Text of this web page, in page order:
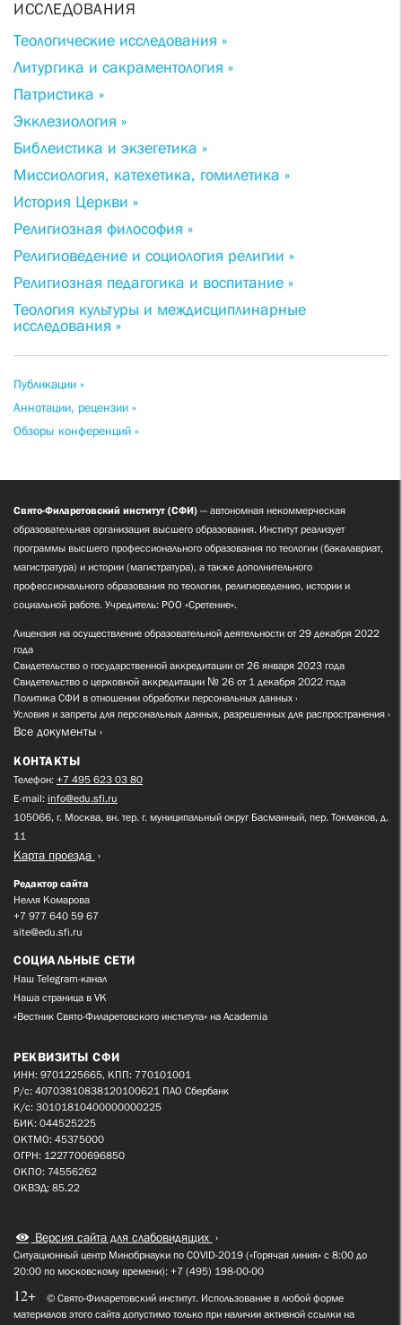
ИССЛЕДОВАНИЯ
Теологические исследования »
Литургика и сакраментология »
Патристика »
Экклезиология »
Библеистика и экзегетика »
Миссиология, катехетика, гомилетика »
История Церкви »
Религиозная философия »
Религиоведение и социология религии »
Религиозная педагогика и воспитание »
Теология культуры и междисциплинарные
исследования »
Публикации »
Аннотации, рецензии »
Обзоры конференций »
Свято-Филаретовский институт (СФИ) — автономная некоммерческая
образовательная организация высшего образования. Институт реализует
программы высшего профессионального образования по теологии (бакалавриат,
магистратура) и истории (магистратура), а также дополнительного
профессионального образования по теологии, религиоведению, истории и
социальной работе. Учредитель: РОО «Сретение».
Лицензия на осуществление образовательной деятельности от 29 декабря 2022
года
Свидетельство о государственной аккредитации от 26 января 2023 года
Свидетельство о церковной аккредитации № 26 от 1 декабря 2022 года
Политика СФИ в отношении обработки персональных данных
Условия и запреты для персональных данных, разрешенных для распространения
Все документы
КОНТАКТЫ
Телефон: +7 495 623 03 80
E-mail: info@edu.sfi.ru
105066, г. Москва, вн. тер. г. муниципальный округ Басманный, пер. Токмаков, д.
11
Карта проезда
Редактор сайта
Нелля Комарова
+7 977 640 59 67
site@edu.sfi.ru
СОЦИАЛЬНЫЕ СЕТИ
Наш Telegram-канал
Наша страница в VK
«Вестник Свято-Филаретовского института» на Academia
РЕКВИЗИТЫ СФИ
ИНН: 9701225665, КПП: 770101001
Р/с: 40703810838120100621 ПАО Сбербанк
К/с: 30101810400000000225
БИК: 044525225
ОКТМО: 45375000
ОГРН: 1227700696850
ОКПО: 74556262
ОКВЭД: 85.22
Версия сайта для слабовидящих
Ситуационный центр Минобрнауки по COVID-2019 («Горячая линия» с 8:00 до
20:00 по московскому времени): +7 (495) 198-00-00
12+
© Свято-Филаретовский институт. Использование в любой форме
материалов этого сайта допустимо только при наличии активной ссылки на